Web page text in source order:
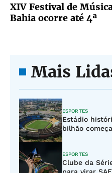
XIV Festival de
Bahia ocorre até 4ª
Mais
ESPORTES
Estádio
bilhão
ESPORTES
Clube da